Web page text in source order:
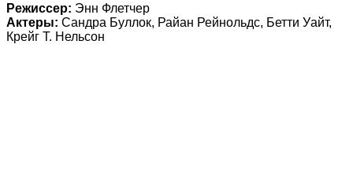
Режиссер: Энн Флетчер
Актеры: Сандра Буллок, Райан Рейнольдс, Бетти Уайт,
Крейг Т. Нельсон